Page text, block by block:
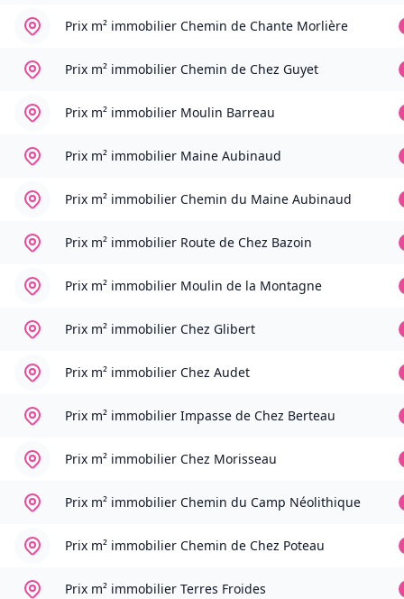
Prix m² immobilier Chemin de Chante Morlière
Prix m² immobilier Chemin de Chez Guyet
Prix m² immobilier Moulin Barreau
Prix m² immobilier Maine Aubinaud
Prix m² immobilier Chemin du Maine Aubinaud
Prix m² immobilier Route de Chez Bazoin
Prix m² immobilier Moulin de la Montagne
Prix m² immobilier Chez Glibert
Prix m² immobilier Chez Audet
Prix m² immobilier Impasse de Chez Berteau
Prix m² immobilier Chez Morisseau
Prix m² immobilier Chemin du Camp Néolithique
Prix m² immobilier Chemin de Chez Poteau
Prix m² immobilier Terres Froides